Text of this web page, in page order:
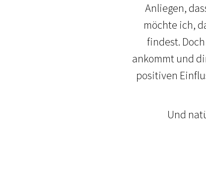
Anliegen,
möchte ich,
findest.
ankommt und
positiven
Und